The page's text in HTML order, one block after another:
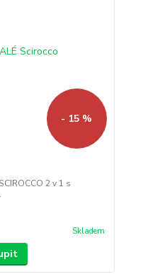
- 15 %
2 v 1 s
Skladem